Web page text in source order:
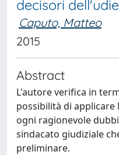
decisori
Caputo, Matteo
2015
Abstract
L'autore verifica in
possibilità di
ogni ragionevole
sindacato giudiziale
preliminare.